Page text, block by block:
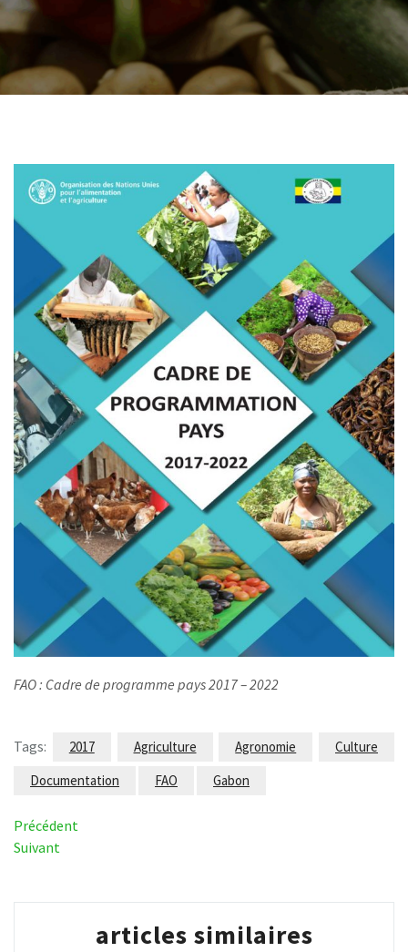
FAO : Cadre de programme pays 2017 – 2022
Tags: 2017 Agriculture Agronomie
Culture
Documentation
FAO Gabon
Navigation
de
l’article
Article
précédent
Précédent
Article
Suivant
articles similaires